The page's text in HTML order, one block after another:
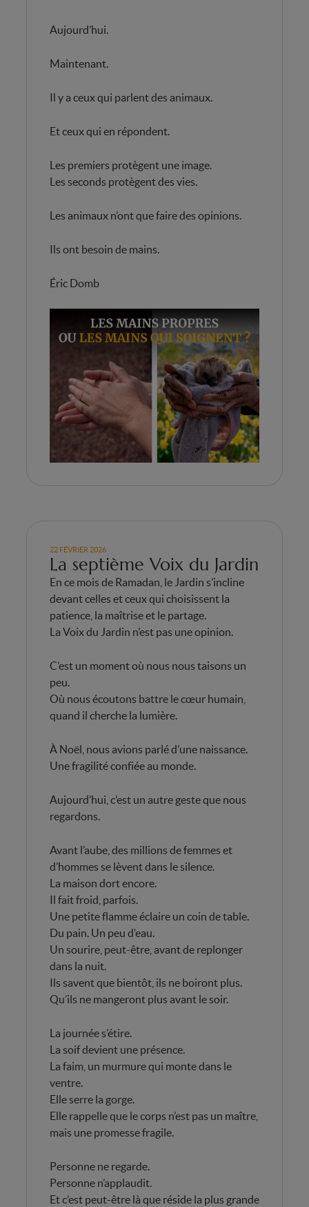
Aujourd’hui.
Maintenant.
Il y a ceux qui parlent des animaux.
Et ceux qui en répondent.
Les premiers protègent une image.
Les seconds protègent des vies.
Les animaux n’ont que faire des opinions.
Ils ont besoin de mains.
Éric Domb
22 FÉVRIER 2026
La septième Voix du Jardin
En ce mois de Ramadan, le Jardin s’incline
devant celles et ceux qui choisissent la
patience, la maîtrise et le partage.
La Voix du Jardin n’est pas une opinion.
C’est un moment où nous nous taisons un
peu.
Où nous écoutons battre le cœur humain,
quand il cherche la lumière.
À Noël, nous avions parlé d’une naissance.
Une fragilité confiée au monde.
Aujourd’hui, c’est un autre geste que nous
regardons.
Avant l’aube, des millions de femmes et
d’hommes se lèvent dans le silence.
La maison dort encore.
Il fait froid, parfois.
Une petite flamme éclaire un coin de table.
Du pain. Un peu d’eau.
Un sourire, peut-être, avant de replonger
dans la nuit.
Ils savent que bientôt, ils ne boiront plus.
Qu’ils ne mangeront plus avant le soir.
La journée s’étire.
La soif devient une présence.
La faim, un murmure qui monte dans le
ventre.
Elle serre la gorge.
Elle rappelle que le corps n’est pas un maître,
mais une promesse fragile.
Personne ne regarde.
Personne n’applaudit.
Et c’est peut-être là que réside la plus grande